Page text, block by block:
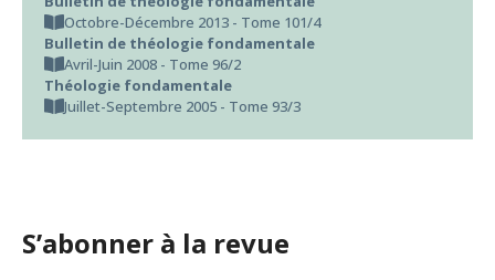
Octobre-Décembre 2013 - Tome 101/4
Bulletin de théologie fondamentale
Avril-Juin 2008 - Tome 96/2
Théologie fondamentale
Juillet-Septembre 2005 - Tome 93/3
S’abonner à la revue